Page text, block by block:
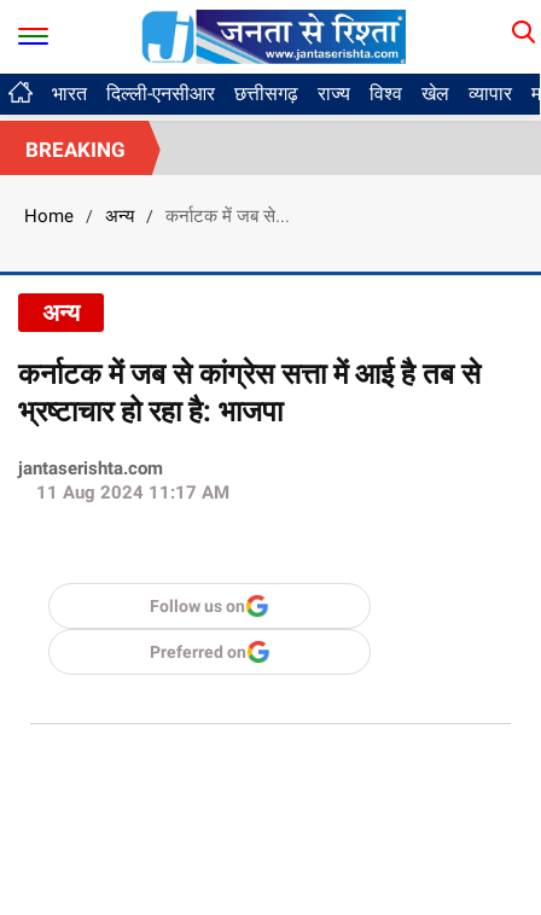
भारत दिल्ली-एनसीआर छत्तीसगढ़ राज्य विश्व खेल व्यापार
BREAKING
Home / अन्य / कर्नाटक में जब से...
अन्य
कर्नाटक में जब से कांग्रेस सत्ता में आई है तब से
भ्रष्टाचार हो रहा है: भाजपा
jantaserishta.com
11 Aug 2024 11:17 AM
Follow us on
Preferred on